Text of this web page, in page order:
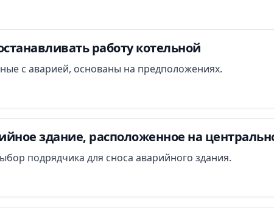
работу котельной
с аварией, основаны на предположениях.
здание, расположенное на
подрядчика для сноса аварийного здания.